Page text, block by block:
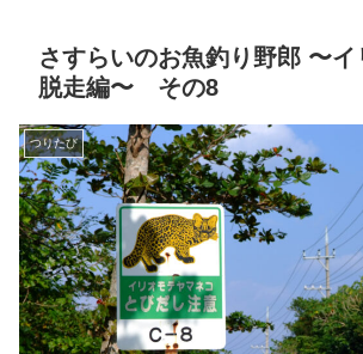
さすらいのお魚釣り野郎 〜
脱走編〜 その8
つりたび